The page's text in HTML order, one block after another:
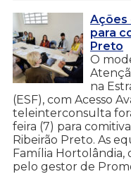
Ações
para
Preto
O
na
(ESF), com Acesso
teleinterconsulta
feira (7) para
Ribeirão Preto. As
Família Hortolândia,
pelo gestor de